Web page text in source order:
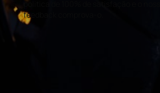
politica de 100% de satisfação e o nosso
feedback comprova-o.